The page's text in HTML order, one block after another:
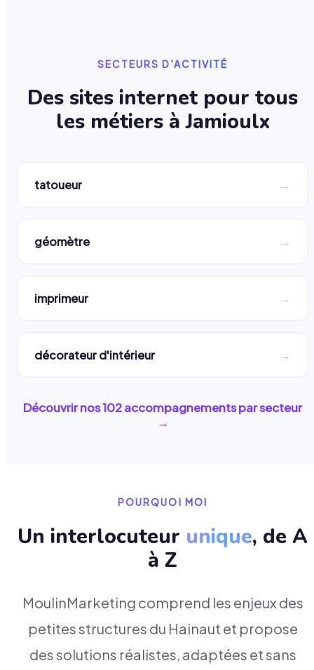
SECTEURS D'ACTIVITÉ
Des sites internet pour tous
les métiers àJamioulx
tatoueur →
géomètre →
imprimeur →
décorateur d'intérieur →
Découvrir nos102accompagnements par secteur
→
POURQUOI MOI
Un interlocuteur unique, de A
à Z
MoulinMarketing comprend les enjeux des
petites structures du Hainaut et propose
des solutions réalistes, adaptées et sans